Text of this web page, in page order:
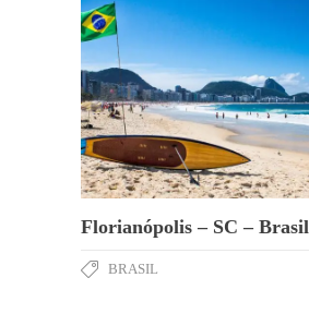
Florianópolis – SC – Brasil
BRASIL